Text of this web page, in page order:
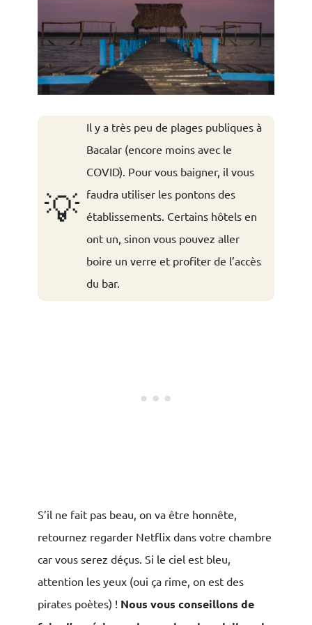
💡
Il y a très peu de plages publiques à
Bacalar (encore moins avec le
COVID). Pour vous baigner, il vous
faudra utiliser les pontons des
établissements. Certains hôtels en
ont un, sinon vous pouvez aller
boire un verre et profiter de l’accès
du bar.
S’il ne fait pas beau, on va être honnête,
retournez regarder Netflix dans votre chambre
car vous serez déçus. Si le ciel est bleu,
attention les yeux (oui ça rime, on est des
pirates poètes) ! Nous vous conseillons de